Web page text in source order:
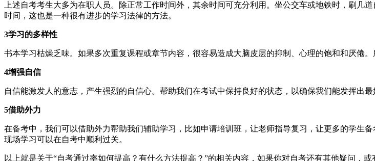
上述自考考生大多为在职人员。除正常工作时间外，其余时间可充分利用。坐公交车或地铁时，刷
时间，这也是一种很有进步的学习法律的方法。
3学习的多样性
书本学习枯燥乏味。如果多次重复课程或章节内容，很容易造成大脑皮层的抑制、心理的饱和和厌倦。
4增强自信
自信能激发人的意志，产生强烈的自信心。帮助我们在考试中保持良好的状态，以确保我们能发挥出最
5借助外力
在备考中，我们可以借助外力帮助我们辅助学习，比如申请培训班，让老师指导复习，让更多的学生
现场学习可以在自考中顺利过关。
以上就是关于“自考通过率如何提高？有什么方法提高？”的相关内容，如果你对自考还有其他疑问，